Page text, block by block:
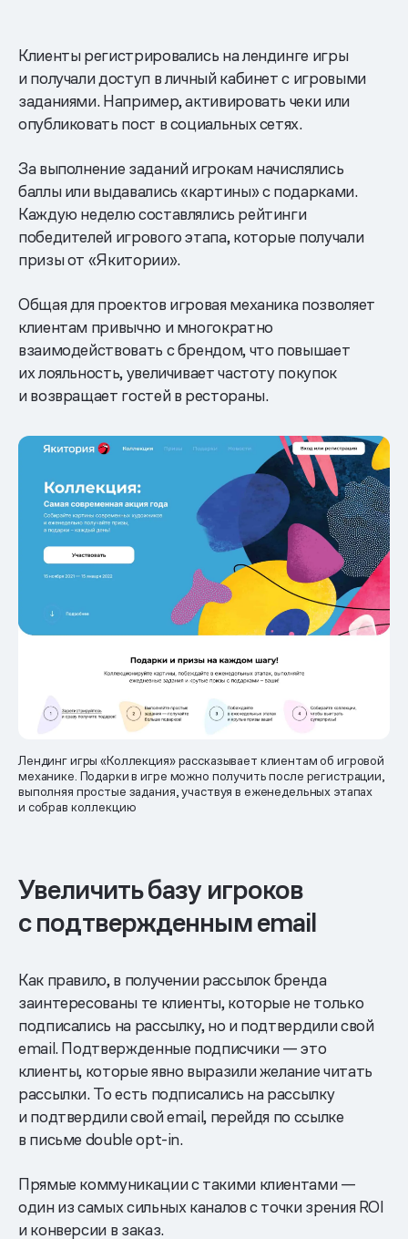
Клиенты регистрировались на лендинге игры
и получали доступ в личный кабинет с игровыми
заданиями. Например, активировать чеки или
опубликовать пост в социальных сетях.
За выполнение заданий игрокам начислялись
баллы или выдавались «картины» с подарками.
Каждую неделю составлялись рейтинги
победителей игрового этапа, которые получали
призы от «Якитории».
Общая для проектов игровая механика позволяет
клиентам привычно и многократно
взаимодействовать с брендом, что повышает
их лояльность, увеличивает частоту покупок
и возвращает гостей в рестораны.
Лендинг игры «Коллекция» рассказывает клиентам об игровой
механике. Подарки в игре можно получить после регистрации,
выполняя простые задания, участвуя в еженедельных этапах
и собрав коллекцию
Увеличить базу игроков
с подтвержденным email
Как правило, в получении рассылок бренда
заинтересованы те клиенты, которые не только
подписались на рассылку, но и подтвердили свой
email. Подтвержденные подписчики — это
клиенты, которые явно выразили желание читать
рассылки. То есть подписались на рассылку
и подтвердили свой email, перейдя по ссылке
в письме double opt-in.
Прямые коммуникации с такими клиентами —
один из самых сильных каналов с точки зрения ROI
и конверсии в заказ.